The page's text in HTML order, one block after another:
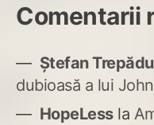
Comentarii
Ștefan
dubioasă a lui
HopeLessla